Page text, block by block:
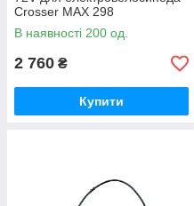
Crosser MAX 298
В наявності 200 од.
2 760 ₴
Купити